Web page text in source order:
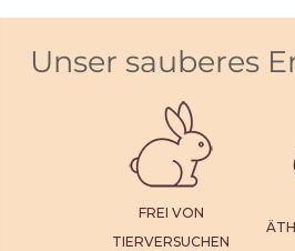
Unser sauberes
FREI VON
TIERVERSUCHEN